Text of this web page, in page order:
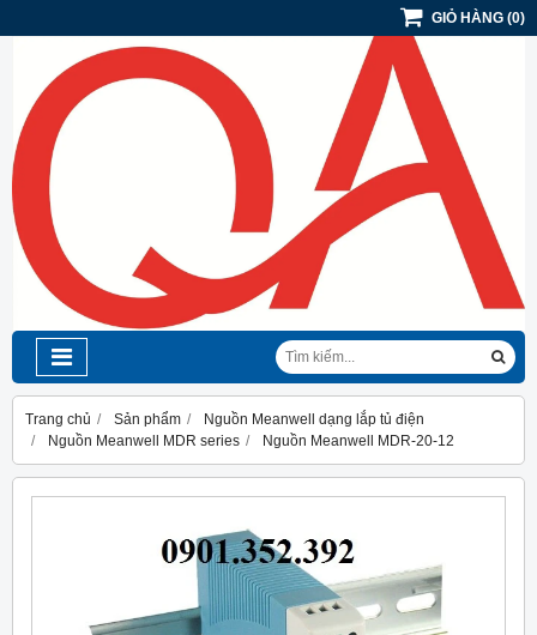
GIỎ HÀNG (0)
Trang chủ Sản phẩm
Nguồn Meanwell dạng lắp tủ điện
Nguồn Meanwell MDR series
Nguồn Meanwell MDR-20-12